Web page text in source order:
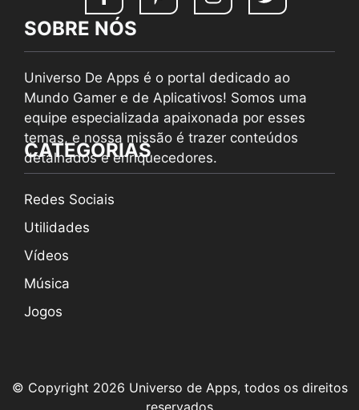
SOBRE NÓS
Universo De Apps é o portal dedicado ao
Mundo Gamer e de Aplicativos! Somos uma
equipe especializada apaixonada por esses
temas, e nossa missão é trazer conteúdos
detalhados e enriquecedores.
CATEGORIAS
Redes Sociais
Utilidades
Vídeos
Música
Jogos
© Copyright 2026 Universo de Apps, todos os direitos
reservados